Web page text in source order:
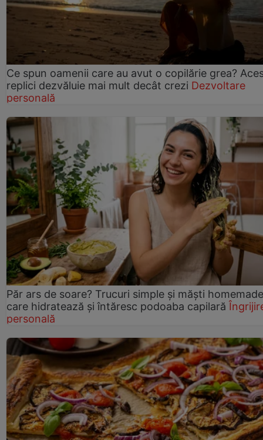
Ce spun oamenii care au avut o copilărie grea?
replici dezvăluie mai mult decât crezi Dezvoltare
personală
Păr ars de soare? Trucuri simple și măști homemade
care hidratează și întăresc podoaba capilară
personală